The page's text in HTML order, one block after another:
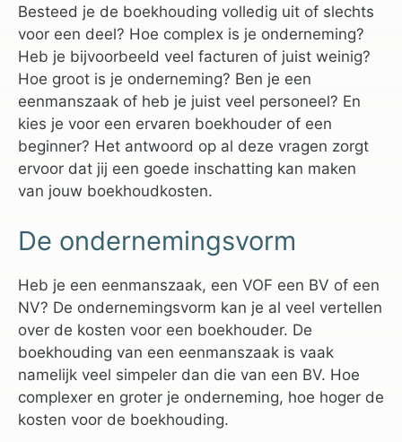
Besteed je de boekhouding volledig uit of slechts
voor een deel? Hoe complex is je onderneming?
Heb je bijvoorbeeld veel facturen of juist weinig?
Hoe groot is je onderneming? Ben je een
eenmanszaak of heb je juist veel personeel? En
kies je voor een ervaren boekhouder of een
beginner? Het antwoord op al deze vragen zorgt
ervoor dat jij een goede inschatting kan maken
van jouw boekhoudkosten.
De ondernemingsvorm
Heb je een eenmanszaak, een VOF een BV of een
NV? De ondernemingsvorm kan je al veel vertellen
over de kosten voor een boekhouder. De
boekhouding van een eenmanszaak is vaak
namelijk veel simpeler dan die van een BV. Hoe
complexer en groter je onderneming, hoe hoger de
kosten voor de boekhouding.